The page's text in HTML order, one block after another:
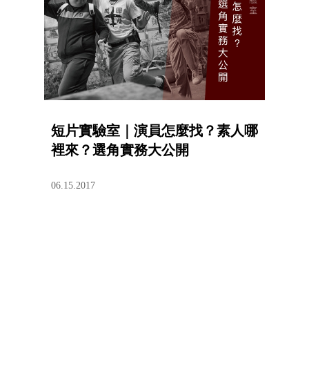
短片實驗室｜演員怎麼找？素人哪
裡來？選角實務大公開
06.15.2017